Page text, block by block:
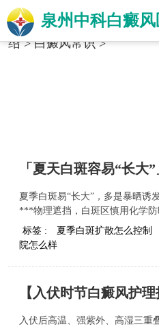
泉州中科白癜
当前位置： 福建省泉州
绍>白癜风常识>
「夏天白斑容易“长
夏季白斑易“长大”，多是暴晒诱
***物理遮挡，白斑区慎用化学
标签 :
夏季白斑扩散怎么控制
院怎么样
【入伏时节白癜风护
入伏后高温、强紫外、高湿三